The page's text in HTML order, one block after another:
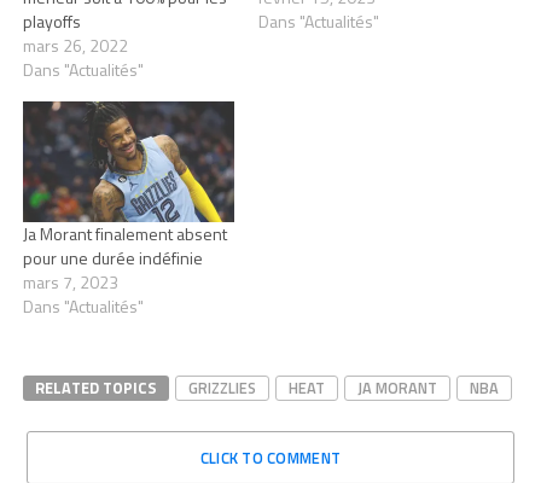
playoffs
mars 26, 2022
Dans "Actualités"
Dans "Actualités"
Ja Morant finalement absent
pour une durée indéfinie
mars 7, 2023
Dans "Actualités"
RELATED TOPICS GRIZZLIES HEAT JA MORANT NBA
CLICK TO COMMENT